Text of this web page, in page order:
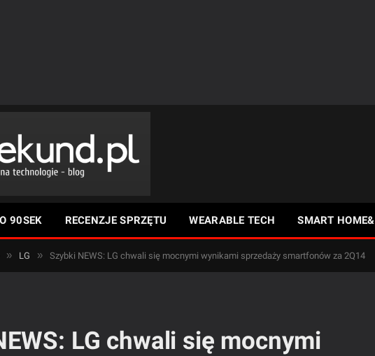
90SEK RECENZJE SPRZĘTU WEARABLE TECH SMART
» LG » Szybki NEWS: LG chwali się mocnymi wynikami sprzedaży smartfonów za 2Q14
LG chwali się mocnymi